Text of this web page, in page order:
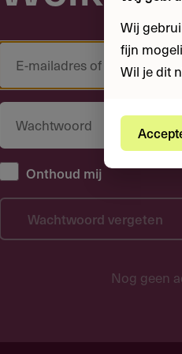
Onthoud mij
Wachtwoord vergeten
Nog geen
Wij
fijn
Wil je dit